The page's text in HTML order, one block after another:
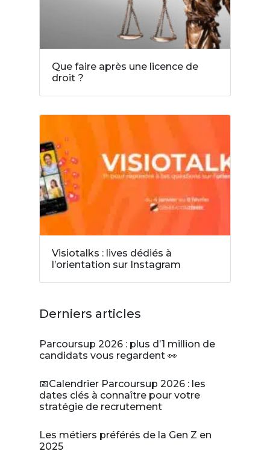
Que faire après une licence de
droit ?
Visiotalks : lives dédiés à
l’orientation sur Instagram
Derniers articles
Parcoursup 2026 : plus d’1 million de
candidats vous regardent 👀
📅Calendrier Parcoursup 2026 : les
dates clés à connaître pour votre
stratégie de recrutement
Les métiers préférés de la Gen Z en
2025